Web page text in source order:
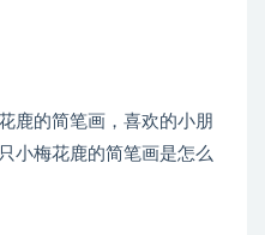
鹿的简笔画，喜欢的小朋
小梅花鹿的简笔画是怎么